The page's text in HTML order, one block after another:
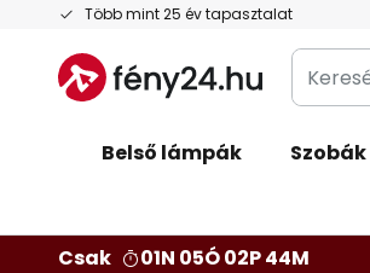
Több mint 25 év tapasztalat
Ugrás
tartalomhoz
Keresés
Belső lámpák Szobák
Csak
01N 05Ó 02P 43M